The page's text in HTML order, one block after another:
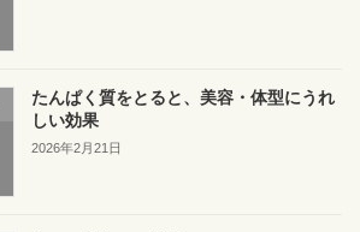
たんぱく質をとると、美容・体型にうれ
しい効果
2026年2月21日